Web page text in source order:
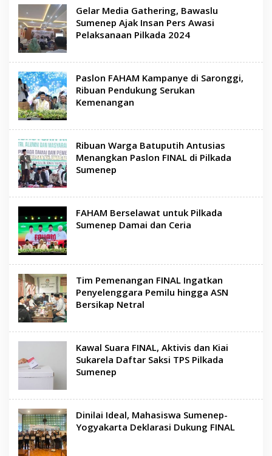
Gelar Media Gathering, Bawaslu
Sumenep Ajak Insan Pers Awasi
Pelaksanaan Pilkada 2024
Paslon FAHAM Kampanye di Saronggi,
Ribuan Pendukung Serukan
Kemenangan
Ribuan Warga Batuputih Antusias
Menangkan Paslon FINAL di Pilkada
Sumenep
FAHAM Berselawat untuk Pilkada
Sumenep Damai dan Ceria
Tim Pemenangan FINAL Ingatkan
Penyelenggara Pemilu hingga ASN
Bersikap Netral
Kawal Suara FINAL, Aktivis dan Kiai
Sukarela Daftar Saksi TPS Pilkada
Sumenep
Dinilai Ideal, Mahasiswa Sumenep-
Yogyakarta Deklarasi Dukung FINAL